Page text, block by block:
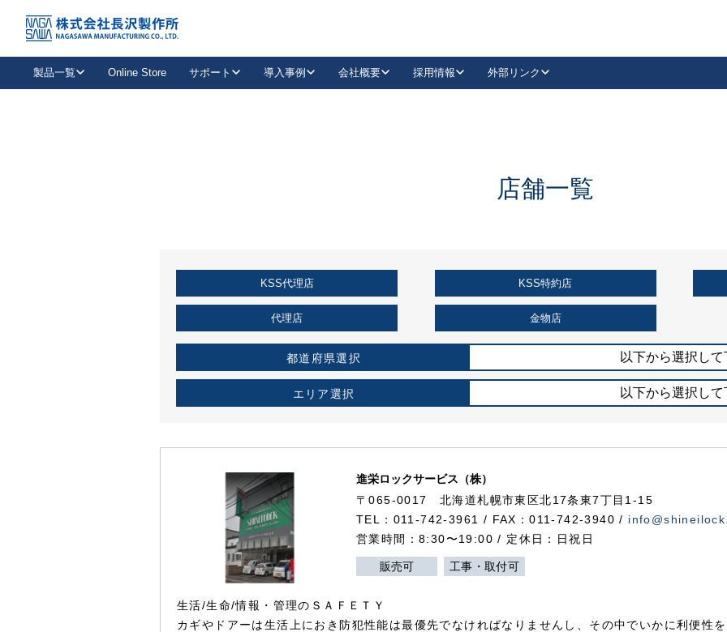
製品一覧
抗ウイルス・抗菌製品
キーレックスを品番からお探しいただけます。
Online Store サポート
取扱店情報
お役立ち情報
導入事例
企業様採用事例
会社概要 採用情報 外部リンク
LinkedIn
KSS加盟店・取扱店情報
店舗一覧
店舗一覧
KSS代理店 KSS特約店
代理店 金物店
都道府県選択 以下から選択し
エリア選択 以下から選択し
進栄ロックサービス（株）
〒065-0017 北海道札幌市東区北17条東7丁目1-15
TEL：011-742-3961 / FAX：011-742-3940 /
営業時間：8:30〜19:00 / 定休日：日祝日
販売可 工事・取付可
生活/生命/情報・管理のＳＡＦＥＴＹ
カギやドアーは生活上におき防犯性能は最優先でなければなりませんし、その中でいかに利便性